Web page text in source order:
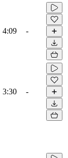
4:09 -
3:30 -